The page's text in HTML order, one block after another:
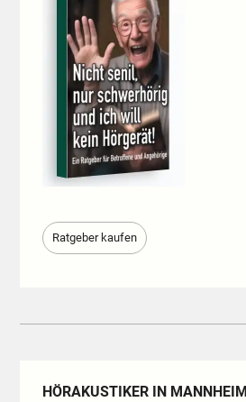
Ratgeber kaufen
HÖRAKUSTIKER IN MANNHEIM